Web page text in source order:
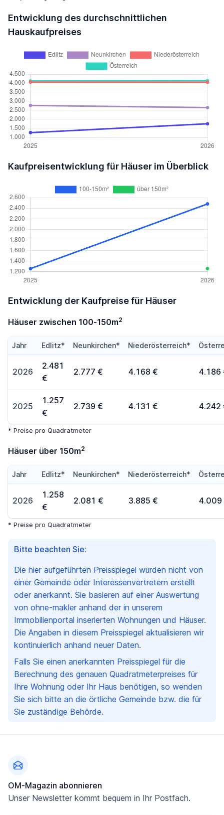
Bitte beachten Sie:
Die hier aufgeführten Preisspiegel wurden nicht von
einer Gemeinde oder Interessenvertretern erstellt
oder anerkannt. Sie basieren auf einer Auswertung
von ohne-makler anhand der in unserem
Immobilienportal inserierten Wohnungen und Häuser.
Die Angaben in diesem Preisspiegel aktualisieren wir
kontinuierlich anhand neuer Daten.
Falls Sie einen anerkannten Preisspiegel für die
Berechnung des genauen Quadratmeterpreises für
Ihre Wohnung oder Ihr Haus benötigen, so wenden
Sie sich bitte an die örtliche Gemeinde bzw. die für
Sie zuständige Behörde.
Entwicklung des durchschnittlichen
Hauskaufpreises
Kaufpreisentwicklung für Häuser im Überblick
Entwicklung der Kaufpreise für Häuser
Häuser zwischen 100-150m2
Jahr Edlitz* Neunkirchen* Niederösterreich*
2026
2.481
€
2.777 € 4.168 € 4.186
2025
1.257
€
2.739 € 4.131 € 4.242
* Preise pro Quadratmeter
Häuser über 150m2
Jahr Edlitz* Neunkirchen* Niederösterreich*
2026
1.258
€
2.081 € 3.885 € 4.009
* Preise pro Quadratmeter
OM-Magazin abonnieren
Unser Newsletter kommt bequem in Ihr Postfach.